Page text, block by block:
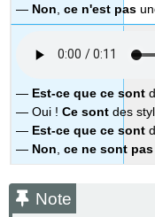
— Non ,ce n'est pas
— Est-ce que ce sont
— Oui !Ce sont des
— Est-ce que ce sont
— Non ,ce ne sont pas
Note